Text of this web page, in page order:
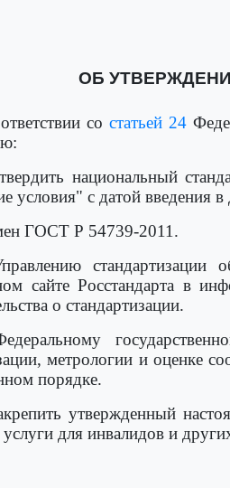
ОБ
со статьей 24
национальный
условия" с датой введения
ГОСТ Р 54739-2011.
стандартизации
сайте Росстандарта в
о стандартизации.
метрологии и оценке
порядке.
утвержденный
услуги для инвалидов и